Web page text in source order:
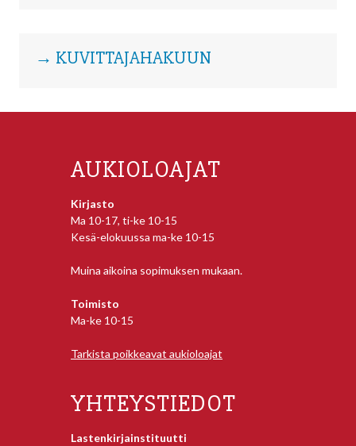
→ KUVITTAJAHAKUUN
AUKIOLOAJAT
Kirjasto
Ma 10-17, ti-ke 10-15
Kesä-elokuussa ma-ke 10-15
Muina aikoina sopimuksen mukaan.
Toimisto
Ma-ke 10-15
Tarkista poikkeavat aukioloajat
YHTEYSTIEDOT
Lastenkirjainstituutti